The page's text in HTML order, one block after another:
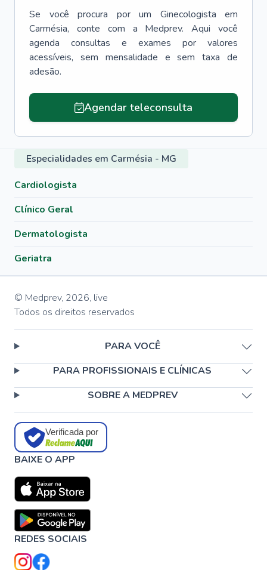
Se você procura por um Ginecologista
em
Carmésia, conte com a Medprev. Aqui você
agenda consultas e exames por valores
acessíveis, sem mensalidade e sem taxa de
adesão.
Agendar teleconsulta
Especialidades em Carmésia - MG
Cardiologista
Clínico Geral
Dermatologista
Geriatra
© Medprev, 2026, live
Todos os direitos reservados
PARA VOCÊ
PARA PROFISSIONAIS E CLÍNICAS
SOBRE A MEDPREV
Verificada por
BAIXE O APP
REDES SOCIAIS